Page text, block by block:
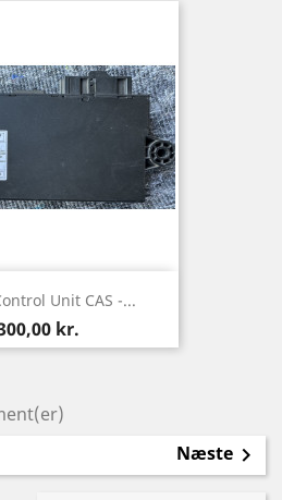
Unit CAS -...
kr.
Næste 